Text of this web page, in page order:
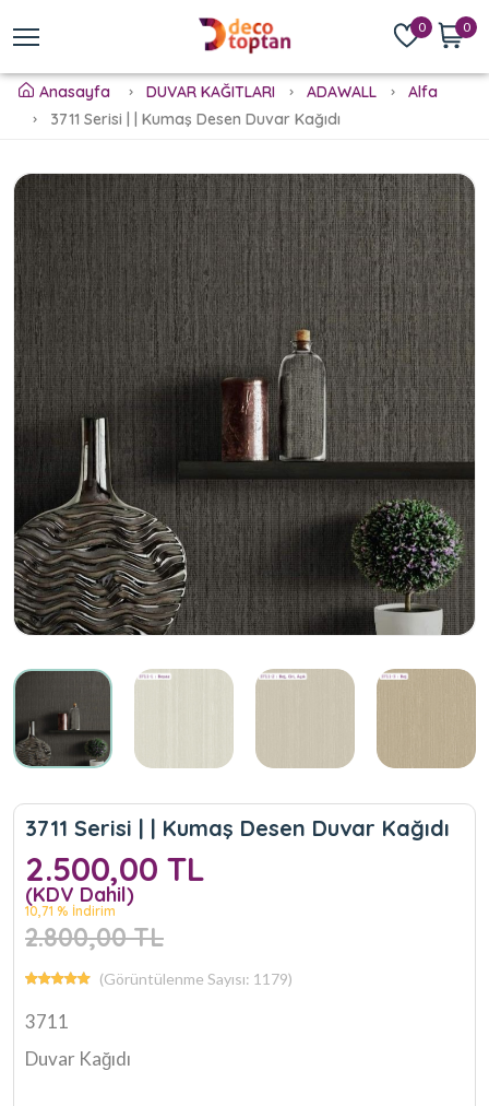
0 0
Anasayfa DUVAR KAĞITLARI ADAWALL
Alfa
3711 Serisi | | Kumaş Desen Duvar Kağıdı
3711 Serisi | | Kumaş Desen Duvar Kağıdı
2.500,00 TL
(KDV Dahil)
10,71 % İndirim
2.800,00 TL
(Görüntülenme Sayısı: 1179)
3711
Duvar Kağıdı